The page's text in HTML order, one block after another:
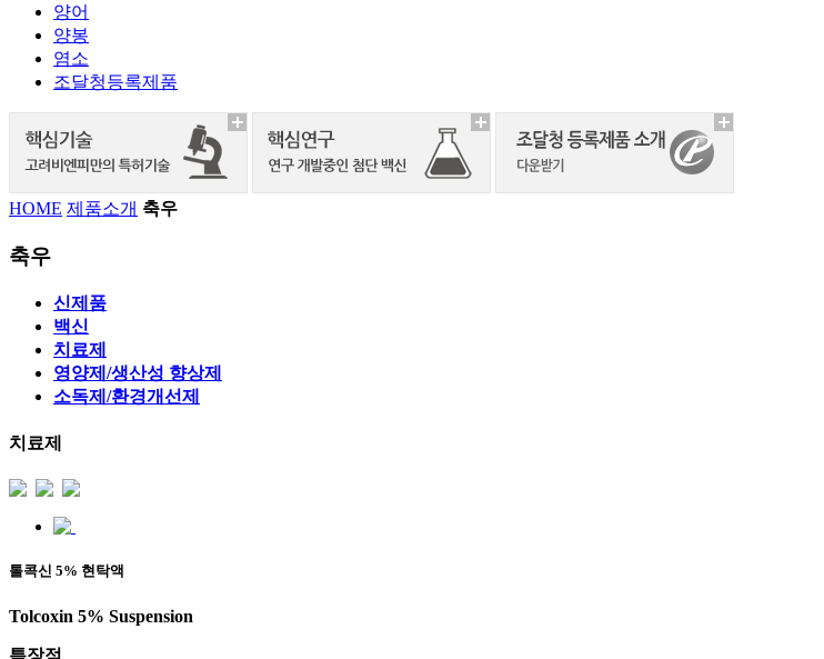
양어
양봉
염소
조달청등록제품
HOME 제품소개 축우
축우
신제품
백신
치료제
영양제/생산성 향상제
소독제/환경개선제
치료제
톨콕신 5% 현탁액
Tolcoxin 5% Suspension
특장점